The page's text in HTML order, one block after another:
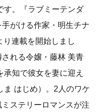
す。『ラブミーテンダ
がける作家・明生チナ
り連載を開始しまし
れる令嬢・藤林 美青
承知で彼女を妻に迎え
ま はじめ）。2人のワケ
ステリーロマンスが注